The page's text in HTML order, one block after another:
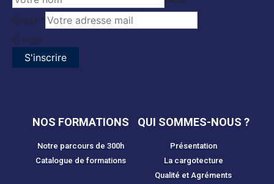
Email
Name
Email *
E-mail
S'inscrire
NOS FORMATIONS
Notre parcours de 300h
Catalogue de formations
QUI SOMMES-NOUS ?
Présentation
La cargotecture
Qualité et Agréments